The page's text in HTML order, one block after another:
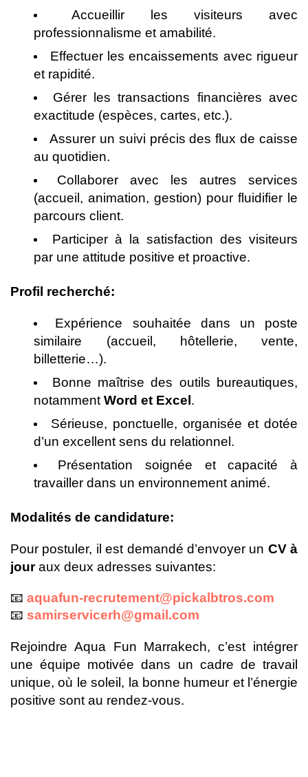
Accueillir les visiteurs avec
professionnalisme et amabilité.
Effectuer les encaissements avec rigueur
et rapidité.
Gérer les transactions financières avec
exactitude (espèces, cartes, etc.).
Assurer un suivi précis des flux de caisse
au quotidien.
Collaborer avec les autres services
(accueil, animation, gestion) pour fluidifier le
parcours client.
Participer à la satisfaction des visiteurs
par une attitude positive et proactive.
Profil recherché:
Expérience souhaitée dans un poste
similaire (accueil, hôtellerie, vente,
billetterie…).
Bonne maîtrise des outils bureautiques,
notammentWord et Excel .
Sérieuse, ponctuelle, organisée et dotée
d’un excellent sens du relationnel.
Présentation soignée et capacité à
travailler dans un environnement animé.
Modalités de candidature:
Pour postuler, il est demandé d’envoyer un CV à
jouraux deux adresses suivantes:
📧 aquafun-recrutement@pickalbtros.com
📧 samirservicerh@gmail.com
Rejoindre Aqua Fun Marrakech, c’est intégrer
une équipe motivée dans un cadre de travail
unique, où le soleil, la bonne humeur et l’énergie
positive sont au rendez-vous.